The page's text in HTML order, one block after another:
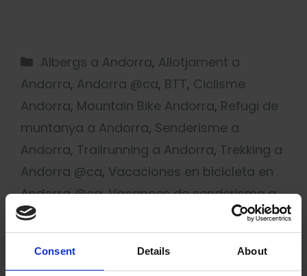
Consent Details About
Albergs a Andorra, Allotjament a
Andorra, Andorra @ca, BTT, Ciclisme
Andorra, Mountain Bike Andorra, Refugi de
muntanya a Andorra, Senderisme a
Andorra, Trailrunning a Andorra, Trekking a
Andorra @ca, Vacaciones en bicicleta en
Andorra @ca,Vacances de senderisme a
Andorra
Eco Hostal,hostal Andorra,hostal eco-
friendly,hostal Tarter,hostel 5 estrelles,